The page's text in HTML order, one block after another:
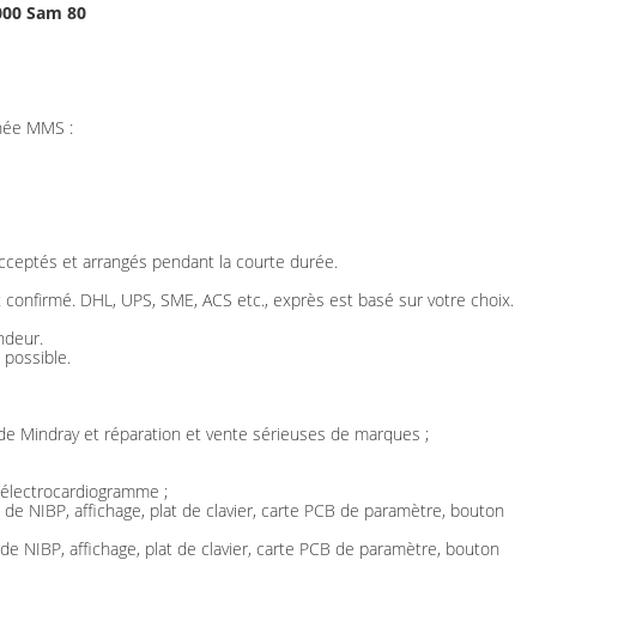
Sam 80
MMS :
et arrangés pendant la courte durée.
DHL, UPS, SME, ACS etc., exprès est basé sur votre choix.
Mindray et réparation et vente sérieuses de marques ;
;
NIBP, affichage, plat de clavier, carte PCB de paramètre, bouton
NIBP, affichage, plat de clavier, carte PCB de paramètre, bouton